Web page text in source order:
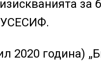
за
2020 година)